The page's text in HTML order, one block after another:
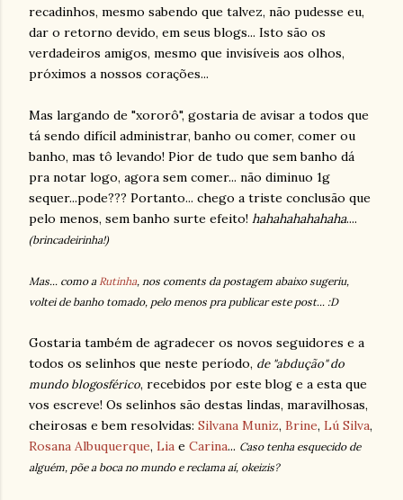
recadinhos, mesmo sabendo que talvez, não pudesse eu,
dar o retorno devido, em seus blogs... Isto são os
verdadeiros amigos, mesmo que invisíveis aos olhos,
próximos a nossos corações...
Mas largando de "xororô", gostaria de avisar a todos que
tá sendo difícil administrar, banho ou comer, comer ou
banho, mas tô levando! Pior de tudo que sem banho dá
pra notar logo, agora sem comer... não diminuo 1g
sequer...pode??? Portanto... chego a triste conclusão que
pelo menos, sem banho surte efeito! hahahahahahaha....
(brincadeirinha!)
Mas... como a Rutinha, nos coments da postagem abaixo sugeriu,
voltei de banho tomado, pelo menos pra publicar este post... :D
Gostaria também de agradecer os novos seguidores e a
todos os selinhos que neste período, de "abdução" do
mundo blogosférico, recebidos por este blog e a esta que
vos escreve! Os selinhos são destas lindas, maravilhosas,
cheirosas e bem resolvidas: Silvana Muniz, Brine, Lú Silva,
Rosana Albuquerque, Lia e Carina... Caso tenha esquecido de
alguém, põe a boca no mundo e reclama aí, okeizis?